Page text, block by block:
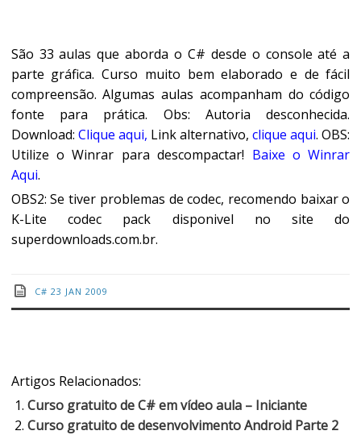
São 33 aulas que aborda o C# desde o console até a
parte gráfica. Curso muito bem elaborado e de fácil
compreensão. Algumas aulas acompanham do código
fonte para prática. Obs: Autoria desconhecida.
Download: Clique aqui, Link alternativo,clique aqui. OBS:
Utilize o Winrar para descompactar! Baixe o Winrar
Aqui.
OBS2: Se tiver problemas de codec, recomendo baixar o
K-Lite codec pack disponivel no site do
superdownloads.com.br.
C# 23 JAN 2009
Artigos Relacionados:
Curso gratuito de C# em vídeo aula – Iniciante
Curso gratuito de desenvolvimento Android Parte 2